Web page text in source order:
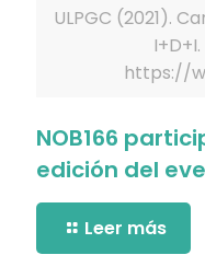
ULPGC (2021).
https://
NOB166
edición del
Leer más